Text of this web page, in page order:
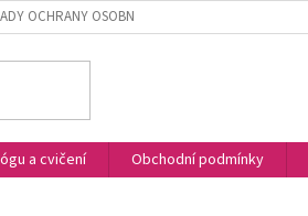
OCHRANY OSOBNÍCH ÚDAJŮ
a cvičení Obchodní podmínky